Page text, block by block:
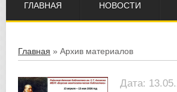
ГЛАВНАЯ НОВОСТИ
Главная » Архив материалов
Дата: